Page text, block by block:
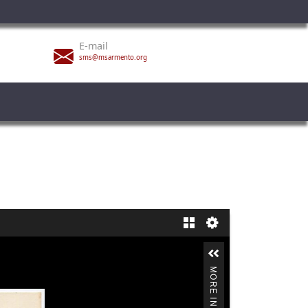
E-mail
sms@msarmento.org
Gallery